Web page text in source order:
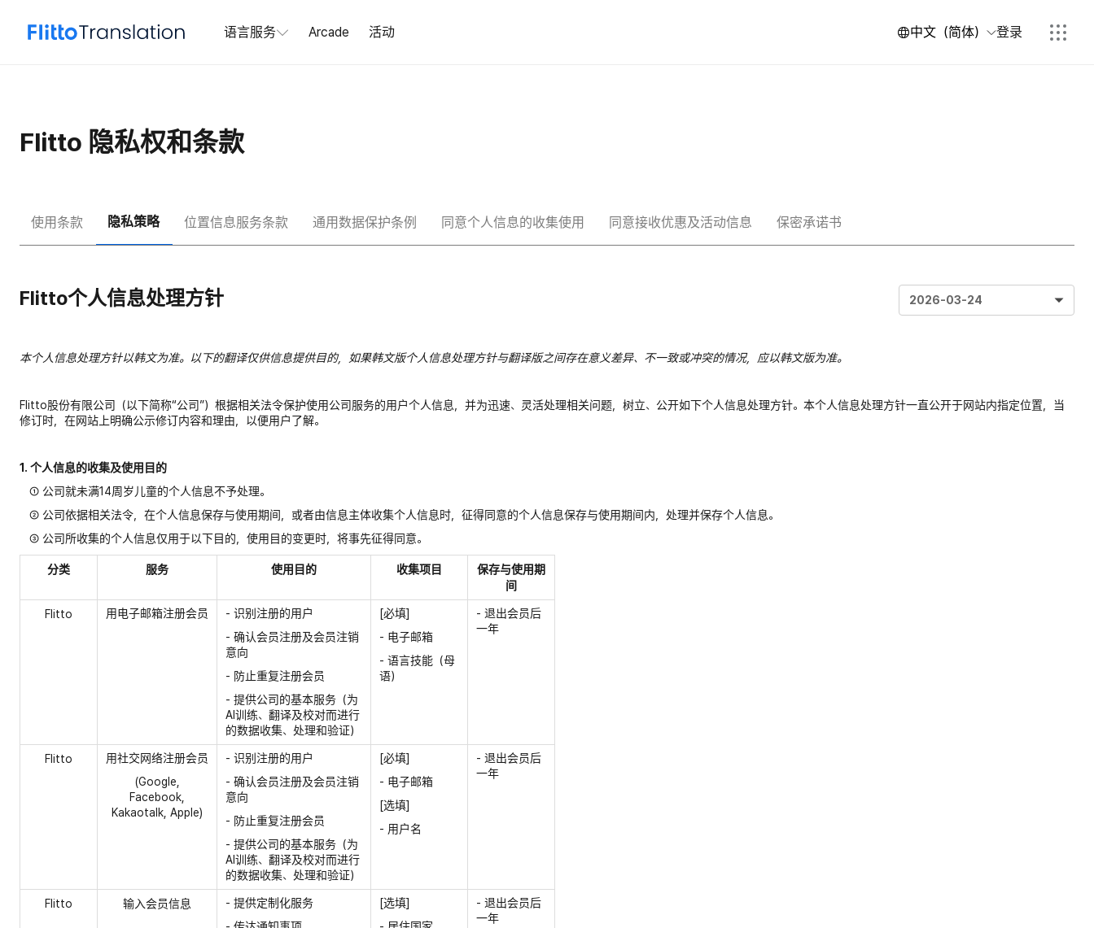
语言服务 Arcade 活动 中文（简体） 登录
Flitto 隐私权和条款
使用条款 隐私策略 位置信息服务条款 通用数据保护条例 同意个人信息的收集使用 同意接收优惠及活动信息 保密承诺书
Flitto个人信息处理方针 2026-03-24
本个人信息处理方针以韩文为准。以下的翻译仅供信息提供目的，如果韩文版个人信息处理方针与翻译版之间存在意义差异、不一致或冲突的情况，应以韩文版为准。
Flitto股份有限公司（以下简称“公司”）根据相关法令保护使用公司服务的用户个人信息，并为迅速、灵活处理相关问题，树立、公开如下个人信息处理方针。本个人信息处理方针一直公开于网站内指定位置，当
修订时，在网站上明确公示修订内容和理由，以便用户了解。
1. 个人信息的收集及使用目的
① 公司就未满14周岁儿童的个人信息不予处理。
② 公司依据相关法令，在个人信息保存与使用期间，或者由信息主体收集个人信息时，征得同意的个人信息保存与使用期间内，处理并保存个人信息。
③ 公司所收集的个人信息仅用于以下目的，使用目的变更时，将事先征得同意。
分类 服务 使用目的 收集项目
保存与使用期
间
Flitto 用电子邮箱注册会员
- 识别注册的用户
- 确认会员注册及会员注销
意向
- 防止重复注册会员
- 提供公司的基本服务（为
AI训练、翻译及校对而进行
的数据收集、处理和验证）
[必填]
- 电子邮箱
- 语言技能（母
语）
- 退出会员后
一年
Flitto
用社交网络注册会员
(Google,
Facebook,
Kakaotalk, Apple)
- 识别注册的用户
- 确认会员注册及会员注销
意向
- 防止重复注册会员
- 提供公司的基本服务（为
AI训练、翻译及校对而进行
的数据收集、处理和验证）
[必填]
- 电子邮箱
[选填]
- 用户名
- 退出会员后
一年
Flitto 输入会员信息
- 提供定制化服务
[选填]
- 退出会员后
一年